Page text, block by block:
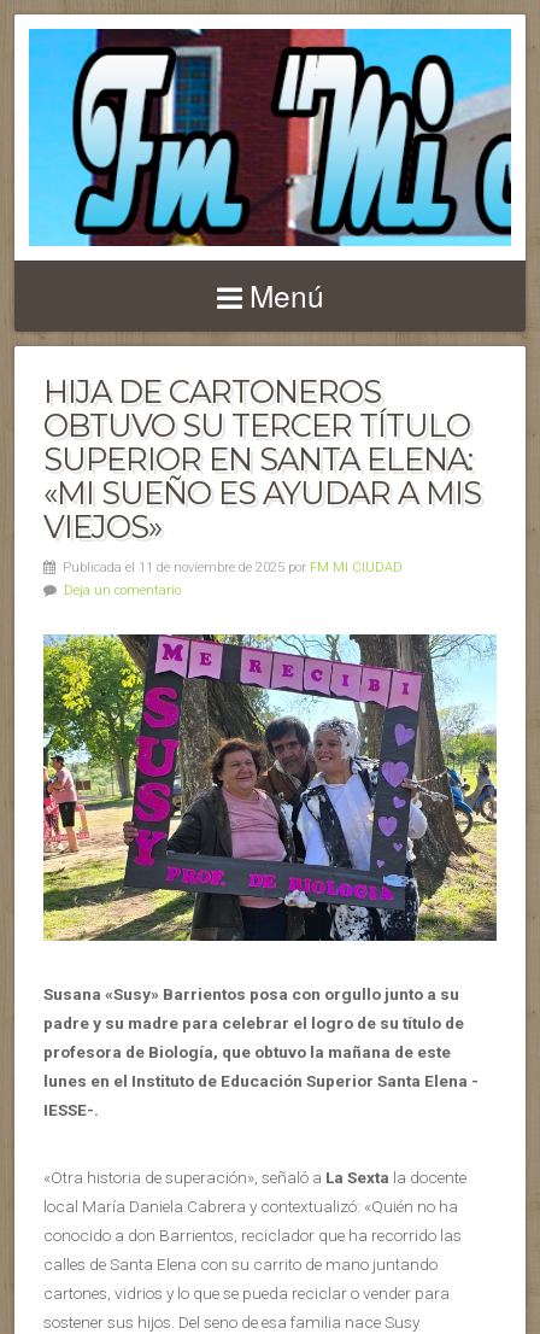
Menú
HIJA DE CARTONEROS
OBTUVO SU TERCER TÍTULO
SUPERIOR EN SANTA ELENA:
«MI SUEÑO ES AYUDAR A MIS
VIEJOS»
Publicada el 11 de noviembre de 2025 por FM MI CIUDAD
Deja un comentario
Susana «Susy» Barrientos posa con orgullo junto a su
padre y su madre para celebrar el logro de su título de
profesora de Biología, que obtuvo la mañana de este
lunes en el Instituto de Educación Superior Santa Elena -
IESSE-.
«Otra historia de superación», señaló a La Sexta la docente
local María Daniela Cabrera y contextualizó: «Quién no ha
conocido a don Barrientos, reciclador que ha recorrido las
calles de Santa Elena con su carrito de mano juntando
cartones, vidrios y lo que se pueda reciclar o vender para
sostener sus hijos. Del seno de esa familia nace Susy